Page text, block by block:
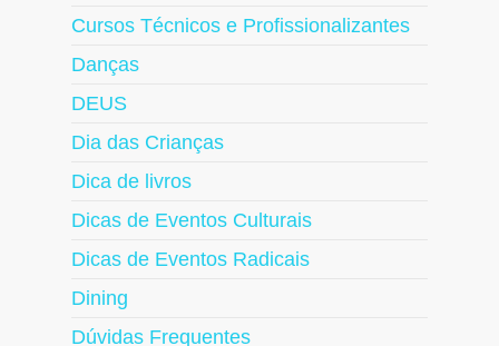
Cursos Técnicos e Profissionalizantes
Danças
DEUS
Dia das Crianças
Dica de livros
Dicas de Eventos Culturais
Dicas de Eventos Radicais
Dining
Dúvidas Frequentes